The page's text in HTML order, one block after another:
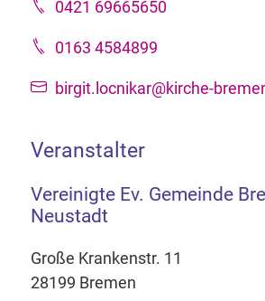
0421 69665650
0163 4584899
birgit.locnikar@kirche-
Veranstalter
Vereinigte Ev. Gemeinde
Neustadt
Große Krankenstr. 11
28199 Bremen